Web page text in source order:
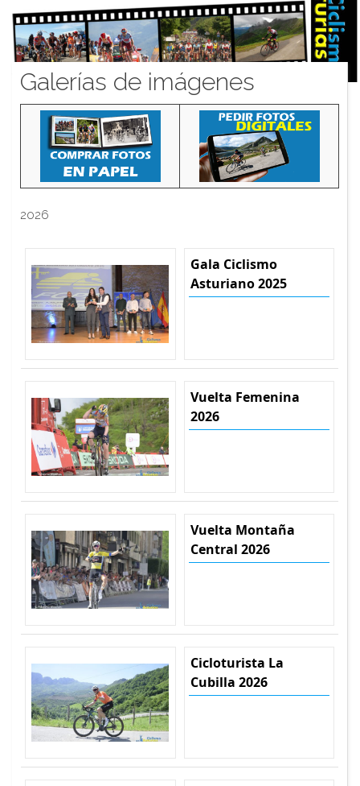
Galerías de imágenes
2026
Gala Ciclismo
Asturiano 2025
Vuelta Femenina
2026
Vuelta Montaña
Central 2026
Cicloturista La
Cubilla 2026